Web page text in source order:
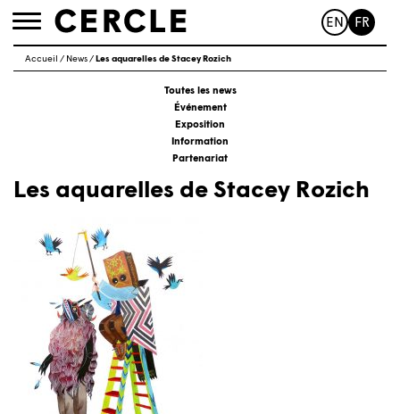
Toggle
EN FR
Accueil / News/ Les aquarelles de Stacey Rozich
Toutes les news
Événement
Exposition
Information
Partenariat
Les aquarelles de Stacey Rozich